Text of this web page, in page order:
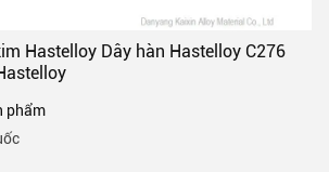
Hastelloy Dây hàn Hastelloy C276
phẩm